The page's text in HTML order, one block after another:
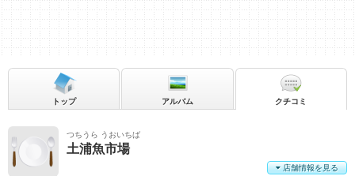
つちうら うおいちば
土浦魚市場
店舗情報を見る
トップ アルバム クチコミ